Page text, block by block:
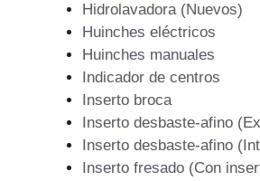
Hidrolavadora (Nuevos)
Huinches eléctricos
Huinches manuales
Indicador de centros
Inserto broca
Inserto desbaste-afino
Inserto desbaste-afino
Inserto fresado (Con